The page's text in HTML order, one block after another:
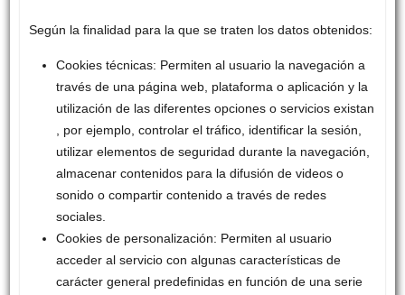
Según la finalidad para la que se traten los datos obtenidos:
Cookies técnicas: Permiten al usuario la navegación a
través de una página web, plataforma o aplicación y la
utilización de las diferentes opciones o servicios existan
, por ejemplo, controlar el tráfico, identificar la sesión,
utilizar elementos de seguridad durante la navegación,
almacenar contenidos para la difusión de videos o
sonido o compartir contenido a través de redes
sociales.
Cookies de personalización: Permiten al usuario
acceder al servicio con algunas características de
carácter general predefinidas en función de una serie